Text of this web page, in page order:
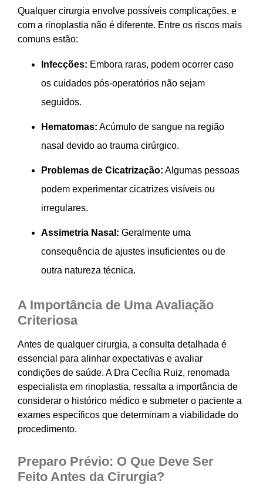
Qualquer cirurgia envolve possíveis complicações, e
com a rinoplastia não é diferente. Entre os riscos mais
comuns estão:
Infecções: Embora raras, podem ocorrer caso
os cuidados pós-operatórios não sejam
seguidos.
Hematomas: Acúmulo de sangue na região
nasal devido ao trauma cirúrgico.
Problemas de Cicatrização: Algumas pessoas
podem experimentar cicatrizes visíveis ou
irregulares.
Assimetria Nasal: Geralmente uma
consequência de ajustes insuficientes ou de
outra natureza técnica.
A Importância de Uma Avaliação
Criteriosa
Antes de qualquer cirurgia, a consulta detalhada é
essencial para alinhar expectativas e avaliar
condições de saúde. A Dra Cecília Ruiz, renomada
especialista em rinoplastia, ressalta a importância de
considerar o histórico médico e submeter o paciente a
exames específicos que determinam a viabilidade do
procedimento.
Preparo Prévio: O Que Deve Ser
Feito Antes da Cirurgia?